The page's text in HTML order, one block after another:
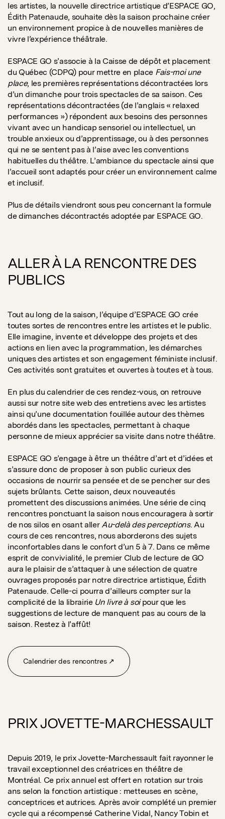
les artistes, la nouvelle directrice artistique d’ESPACE GO,
Édith Patenaude, souhaite dès la saison prochaine créer
un environnement propice à de nouvelles manières de
vivre l’expérience théâtrale.
ESPACE GO s’associe à la Caisse de dépôt et placement
du Québec (CDPQ) pour mettre en place Fais-moi une
place, les premières représentations décontractées lors
d’un dimanche pour trois spectacles de sa saison. Ces
représentations décontractées (de l’anglais « relaxed
performances ») répondent aux besoins des personnes
vivant avec un handicap sensoriel ou intellectuel, un
trouble anxieux ou d’apprentissage, ou à des personnes
qui ne se sentent pas à l’aise avec les conventions
habituelles du théâtre. L’ambiance du spectacle ainsi que
l’accueil sont adaptés pour créer un environnement calme
et inclusif.
Plus de détails viendront sous peu concernant la formule
de dimanches décontractés adoptée par ESPACE GO.
ALLER À LA RENCONTRE DES
PUBLICS
Tout au long de la saison, l’équipe d’ESPACE GO crée
toutes sortes de rencontres entre les artistes et le public.
Elle imagine, invente et développe des projets et des
actions en lien avec la programmation, les démarches
uniques des artistes et son engagement féministe inclusif.
Ces activités sont gratuites et ouvertes à toutes et à tous.
En plus du calendrier de ces rendez-vous, on retrouve
aussi sur notre site web des entretiens avec les artistes
ainsi qu’une documentation fouillée autour des thèmes
abordés dans les spectacles, permettant à chaque
personne de mieux apprécier sa visite dans notre théâtre.
ESPACE GO s’engage à être un théâtre d’art et d’idées et
s’assure donc de proposer à son public curieux des
occasions de nourrir sa pensée et de se pencher sur des
sujets brûlants. Cette saison, deux nouveautés
promettent des discussions animées. Une série de cinq
rencontres ponctuant la saison nous encouragera à sortir
de nos silos en osant allerAu-delà des perceptions. Au
cours de ces rencontres, nous aborderons des sujets
inconfortables dans le confort d’un 5 à 7. Dans ce même
esprit de convivialité, le premier Club de lecture de GO
aura le plaisir de s’attaquer à une sélection de quatre
ouvrages proposés par notre directrice artistique, Édith
Patenaude. Celle-ci pourra d’ailleurs compter sur la
complicité de la librairie Un livre à soipour que les
suggestions de lecture de manquent pas au cours de la
saison. Restez à l’affût!
Calendrier des rencontres ↗
PRIX JOVETTE-MARCHESSAULT
Depuis 2019, le prix Jovette-Marchessault fait rayonner le
travail exceptionnel des créatrices en théâtre de
Montréal. Ce prix annuel est offert en rotation sur trois
ans selon la fonction artistique : metteuses en scène,
conceptrices et autrices. Après avoir complété un premier
cycle qui a récompensé Catherine Vidal, Nancy Tobin et